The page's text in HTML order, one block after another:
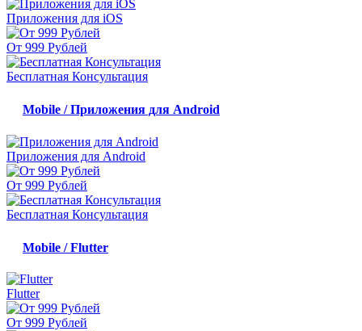
Приложения для iOS
От 999 Рублей
Бесплатная Консультация
Mobile / Приложения для Android
Приложения для Android
От 999 Рублей
Бесплатная Консультация
Mobile / Flutter
Flutter
От 999 Рублей